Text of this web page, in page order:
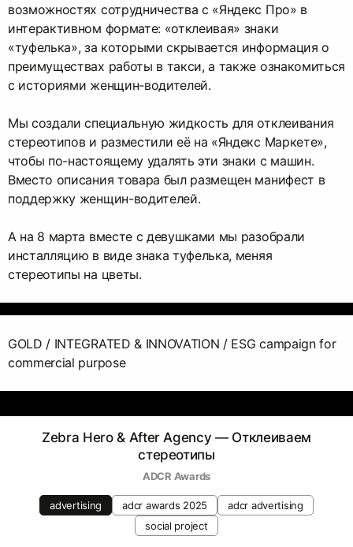
возможностях сотрудничества с «Яндекс Про» в
интерактивном формате: «отклеивая» знаки
«туфелька», за которыми скрывается информация о
преимуществах работы в такси, а также ознакомиться
с историями женщин-водителей.
Мы создали специальную жидкость для отклеивания
стереотипов и разместили её на «Яндекс Маркете»,
чтобы по-настоящему удалять эти знаки с машин.
Вместо описания товара был размещен манифест в
поддержку женщин-водителей.
А на 8 марта вместе с девушками мы разобрали
инсталляцию в виде знака туфелька, меняя
стереотипы на цветы.
GOLD / INTEGRATED & INNOVATION / ESG campaign for
commercial purpose
Zebra Hero & After Agency — Отклеиваем
стереотипы
ADCR Awards
advertising adcr awards 2025
adcr advertising
social project